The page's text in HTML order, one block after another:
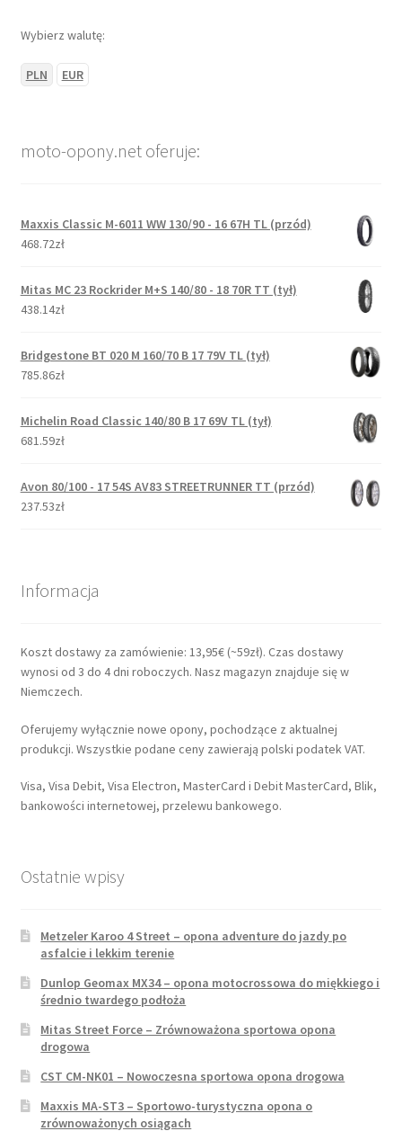
Wybierz walutę:
PLN EUR
moto-opony.net oferuje:
Maxxis Classic M-6011 WW 130/90 - 16 67H TL (przód)
468.72zł
Mitas MC 23 Rockrider M+S 140/80 - 18 70R TT (tył)
438.14zł
Bridgestone BT 020 M 160/70 B 17 79V TL (tył)
785.86zł
Michelin Road Classic 140/80 B 17 69V TL (tył)
681.59zł
Avon 80/100 - 17 54S AV83 STREETRUNNER TT (przód)
237.53zł
Informacja
Koszt dostawy za zamówienie: 13,95€ (~59zł). Czas dostawy
wynosi od 3 do 4 dni roboczych. Nasz magazyn znajduje się w
Niemczech.
Oferujemy wyłącznie nowe opony, pochodzące z aktualnej
produkcji. Wszystkie podane ceny zawierają polski podatek VAT.
Visa, Visa Debit, Visa Electron, MasterCard i Debit MasterCard, Blik,
bankowości internetowej, przelewu bankowego.
Ostatnie wpisy
Metzeler Karoo 4 Street – opona adventure do jazdy po
asfalcie i lekkim terenie
Dunlop Geomax MX34 – opona motocrossowa do miękkiego i
średnio twardego podłoża
Mitas Street Force – Zrównoważona sportowa opona
drogowa
CST CM-NK01 – Nowoczesna sportowa opona drogowa
Maxxis MA-ST3 – Sportowo-turystyczna opona o
zrównoważonych osiągach